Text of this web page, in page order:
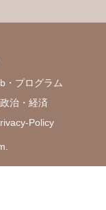
・プログラム
政治・経済
Policy